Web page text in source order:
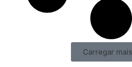
Carregar mais